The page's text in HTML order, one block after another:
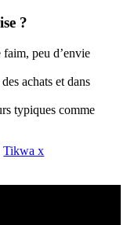
?
peu d’envie
achats et dans
typiques comme
Tikwa x